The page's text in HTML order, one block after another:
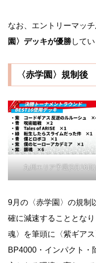
なお、エントリーマッ
園〉デッキが優勝してい
〈赤学園〉規制後
九州エリア予選(9月16日)
9月の〈赤学園〉の規制
確に減速することとな
魂〉を筆頭に〈紫ギア
BP4000・インパクト・